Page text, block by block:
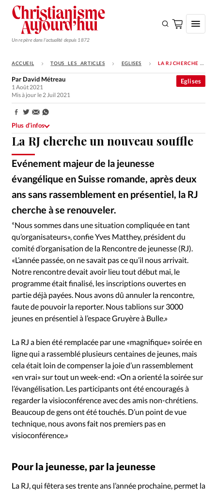
Un repère dans l'actualité depuis 1872
S'ABONNER
Monde
Opinions
Tous les articles
Faire un don
Emploi
Se connecter
Devise:CHF
Tous les articles
Actualité chrétienne
Actualité internationale
Chronique
Culture
Dossier
Eglises Foi Génération réveil
Monde
Opinions
Publireportage
Relations Aujourd'hui
Société
Tour du monde des Eglises
Trait d'Ixène
Vécu
Vie Intérieure
ACCUEIL TOUS LES ARTICLES EGLISES LA RJ CHERCHE UN NOUVEAU SOUFFLE
La RJ cherche un nouveau souffle
Evénement majeur de la jeunesse
évangélique en Suisse romande, après deux
ans sans rassemblement en présentiel, la RJ
cherche à se renouveler.
Eglises
Par David Métreau
1 Août 2021
Mis à jour le 2 Juil 2021
Partager:
Plus d’infos
«Nous sommes dans une situation compliquée en tant
qu’organisateurs», confie Yves Matthey, président du
comité d’organisation de la Rencontre de jeunesse (RJ).
«L’année passée, on ne savait pas ce qu’il nous arrivait.
Notre rencontre devait avoir lieu tout début mai, le
programme était finalisé, les inscriptions ouvertes en
partie déjà payées. Nous avons dû annuler la rencontre,
faute de pouvoir la reporter. Nous tablions sur 3000
jeunes en présentiel à l’espace Gruyère à Bulle.»
La RJ a bien été remplacée par une «magnifique» soirée en
ligne qui a rassemblé plusieurs centaines de jeunes, mais
cela était loin de compenser la joie d’un rassemblement
«en vrai» sur tout un week-end: «On a orienté la soirée sur
l’évangélisation. Les participants ont été encouragés à
regarder la visioconférence avec des amis non-chrétiens.
Beaucoup de gens ont été touchés. D’un point de vue
technique, nous avons fait nos premiers pas en
visioconférence.»
Pour la jeunesse, par la jeunesse
La RJ, qui fêtera ses trente ans l’année prochaine, permet la